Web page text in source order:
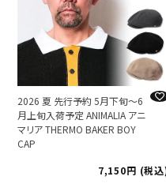
2026 夏 先行予約 5月下旬～6
月上旬入荷予定 ANIMALIA アニ
マリア THERMO BAKER BOY
CAP
7,150
税込